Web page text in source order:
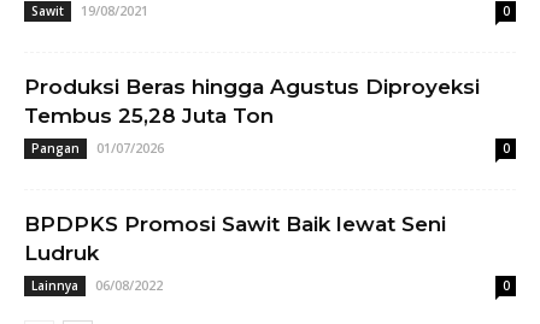
Sawit 19/08/2021 0
Produksi Beras hingga Agustus Diproyeksi
Tembus 25,28 Juta Ton
Pangan 01/07/2026 0
BPDPKS Promosi Sawit Baik lewat Seni
Ludruk
Lainnya 06/08/2022 0